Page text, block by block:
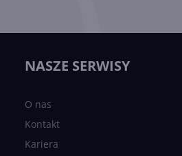
NASZE SERWISY
O nas
Kontakt
Kariera